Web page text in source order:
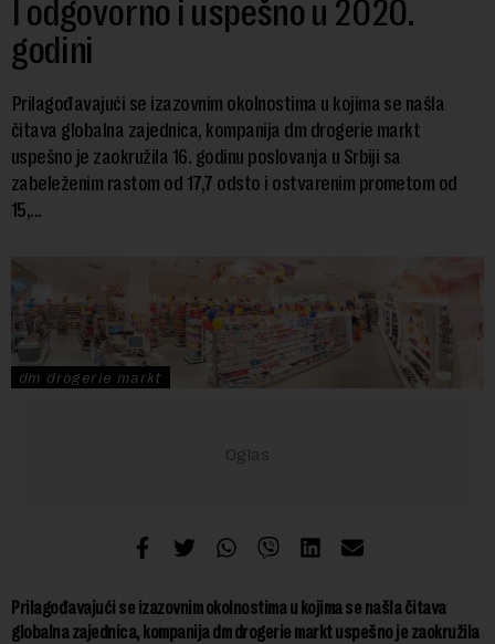
I odgovorno i uspešno u 2020.
godini
Prilagođavajući se izazovnim okolnostima u kojima se našla
čitava globalna zajednica, kompanija dm drogerie markt
uspešno je zaokružila 16. godinu poslovanja u Srbiji sa
zabeleženim rastom od 17,7 odsto i ostvarenim prometom od
15,...
dm drogerie markt
Prilagođavajući se izazovnim okolnostima u kojima se našla čitava
globalna zajednica, kompanija dm drogerie markt uspešno je zaokružila